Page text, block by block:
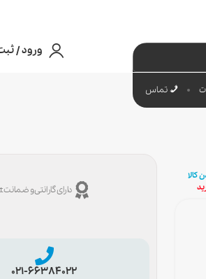
ورود /
تماس
دارای گارانتی و ضمانت Ott
021-66384022